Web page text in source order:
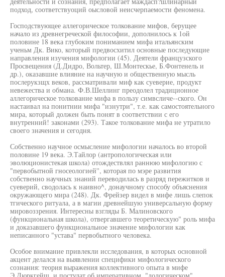
подход, соответствуоций оысловой неисчерпаемости феномена.
Господствующее аллегорическое толкование мифов, берущее
начало из древнегреческой философии, дополнилось к 1ой
половине 18 века глубоким пониманием мифа итальянским
ученьм Дк. Вико, который предвосхитил основные последующие
направления изучения мифологии (45). Деятели французского
Просвещения (Д.Дидро, Вольтер, Ш.Монтескье, Б.Фонтенель и
др.), оказавшие влияние на научную и общественную мысль
послерукзщх веков, рассматривали миф как суеверие, продукт
невежества и обмана. Ф.В.Шеллинг преодолел традиционное
аллегорическое толкование мифа в пользу симвсличе--ского. Он
настаивал на понитнии мифа "изнутри", т.е. как самостоятельного
мира, который должен быть понят в соответствии с его
внутренний! законами (293). Такое толкование мифа не утратило
своего значения и сегодня.
Собственно научное осмысление мифологии началось во второй
половине 19 века. Э.Тайлор (антропологическая или
эволюционистекая школа) отождествлял раннюю мифологию с
"первобытной гносеологией'', которая по мэре развития
собственно научных знаний переводилась в разряд пережитков и
суеверий, сводолась к наивно^, донаучному способу объяснения
окружающего мира (248). Дк. Фрейзер видел в мифе лишь слепок
тгического ритуала, а в магии древнейшую универсальную форму
мировоззрения. Интересны взгляды Б. Малиновского
(функциональная школа), отвергавшего теоретическую" роль мифа
и доказавшего функциональное значение мифологии как
неписанного "устава" первобытного человека.
Особое внимание привлекли исследования, в которых основной
акцент делался на выявлении специфики мифологического
сознания: теория выражения коллективного опыта в мифе